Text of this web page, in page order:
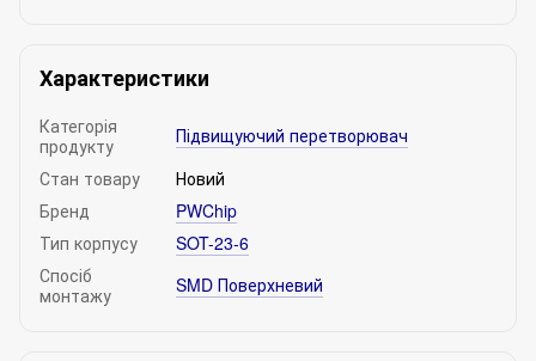
Характеристики
Категорія
продукту
Підвищуючий перетворювач
Стан товару
Новий
Бренд
PWChip
Тип корпусу
SOT-23-6
Спосіб
монтажу
SMD Поверхневий